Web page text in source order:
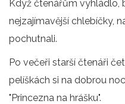
Když čtenářům vyhládlo,
nejzajímavější chlebíčky,
pochutnali.
Po večeři starší čtenáři
pelíškách si na dobrou
"Princezna na hrášku".